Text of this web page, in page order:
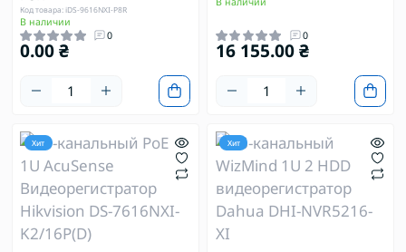
Код товара: iDS-9616NXI-P8R
В наличии
0
0.00 ₴
0
16 155.00 ₴
Хит Хит